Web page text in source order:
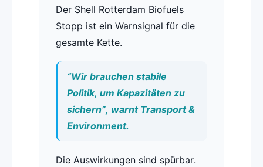
Der Shell Rotterdam Biofuels
Stopp ist ein Warnsignal für die
gesamte Kette.
“Wir brauchen stabile
Politik, um Kapazitäten zu
sichern”, warnt Transport &
Environment.
Die Auswirkungen sind spürbar.